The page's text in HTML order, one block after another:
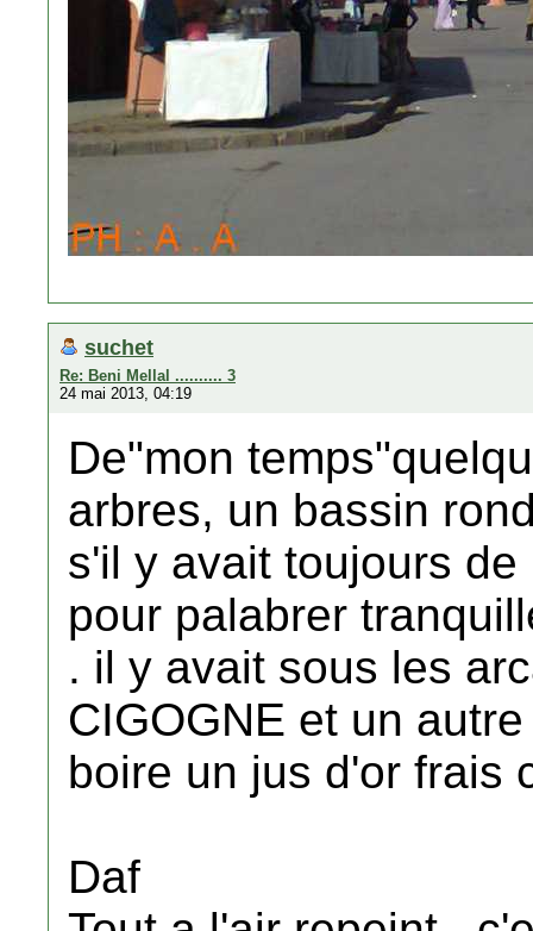
suchet
Re: Beni Mellal .......... 3
24 mai 2013, 04:19
De"mon
arbres, un bassin
s'il y avait toujours
pour palabrer
. il y avait sous les
CIGOGNE et un
boire un jus d'or frais
Daf